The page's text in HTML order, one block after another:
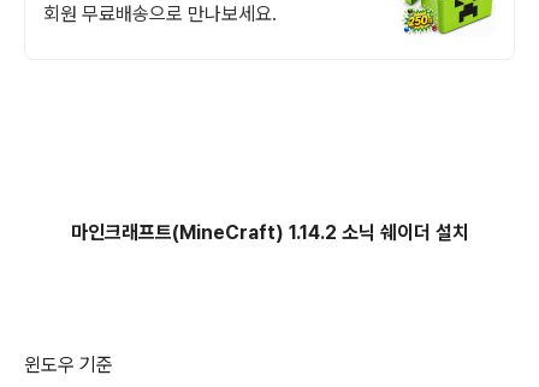
회원 무료배송으로 만나보세요.
마인크래프트(MineCraft) 1.14.2 소닉 쉐이더 설치
윈도우 기준